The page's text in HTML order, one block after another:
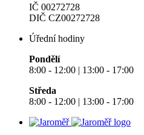
IČ 00272728
DIČ CZ00272728
Úřední hodiny
Pondělí
8:00 - 12:00 | 13:00 - 17:00
Středa
8:00 - 12:00 | 13:00 - 17:00